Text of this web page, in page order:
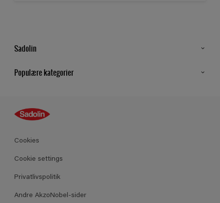
Sadolin
Populære kategorier
Guides
Farver
Produkter
Cookies
Cookie settings
Privatlivspolitik
Andre AkzoNobel-sider